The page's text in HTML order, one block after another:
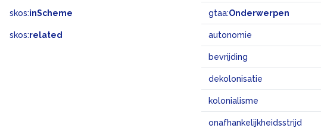
skos:inScheme gtaa:Onderwerpen
skos:related autonomie
bevrijding
dekolonisatie
kolonialisme
onafhankelijkheidsstrijd